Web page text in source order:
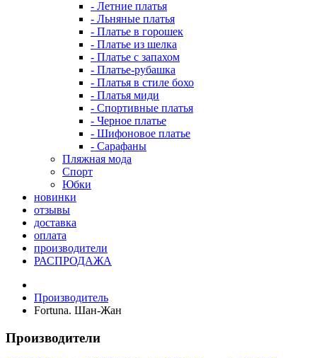
- Летние платья
- Льняные платья
- Платье в горошек
- Платье из шелка
- Платье с запахом
- Платье-рубашка
- Платья в стиле бохо
- Платья миди
- Спортивные платья
- Черное платье
- Шифоновое платье
- Сарафаны
Пляжная мода
Спорт
Юбки
новинки
отзывы
доставка
оплата
производители
РАСПРОДАЖА
Производитель
Fortuna. Шан-Жан
Производители